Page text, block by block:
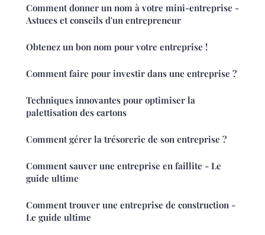
Comment donner un nom à votre mini-entreprise -
Astuces et conseils d'un entrepreneur
Obtenez un bon nom pour votre entreprise !
Comment faire pour investir dans une entreprise ?
Techniques innovantes pour optimiser la
palettisation des cartons
Comment gérer la trésorerie de son entreprise ?
Comment sauver une entreprise en faillite - Le
guide ultime
Comment trouver une entreprise de construction -
Le guide ultime